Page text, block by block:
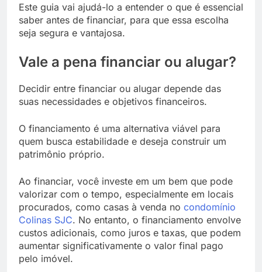
Este guia vai ajudá-lo a entender o que é essencial
saber antes de financiar, para que essa escolha
seja segura e vantajosa.
Vale a pena financiar ou alugar?
Decidir entre financiar ou alugar depende das
suas necessidades e objetivos financeiros.
O financiamento é uma alternativa viável para
quem busca estabilidade e deseja construir um
patrimônio próprio.
Ao financiar, você investe em um bem que pode
valorizar com o tempo, especialmente em locais
procurados, como casas à venda no condomínio
Colinas SJC. No entanto, o financiamento envolve
custos adicionais, como juros e taxas, que podem
aumentar significativamente o valor final pago
pelo imóvel.